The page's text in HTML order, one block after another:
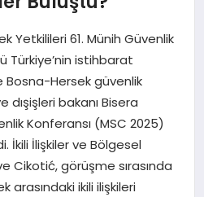
Yetkilileri 61. Münih Güvenlik
Türkiye’nin istihbarat
Bosna-Hersek güvenlik
dışişleri bakanı Bisera
Konferansı (MSC 2025)
İkili İlişkiler ve Bölgesel
Cikotić, görüşme sırasında
arasındaki ikili ilişkileri